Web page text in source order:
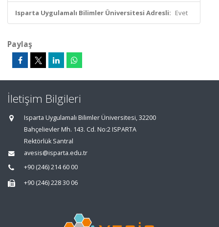
Isparta Uygulamalı Bilimler Üniversitesi Adresli: Evet
Paylaş
İletişim Bilgileri
Isparta Uygulamalı Bilimler Üniversitesi, 32200
Bahçelievler Mh. 143. Cd. No:2 ISPARTA
Rektörlük Santral
avesis@isparta.edu.tr
+90 (246) 214 60 00
+90 (246) 228 30 06